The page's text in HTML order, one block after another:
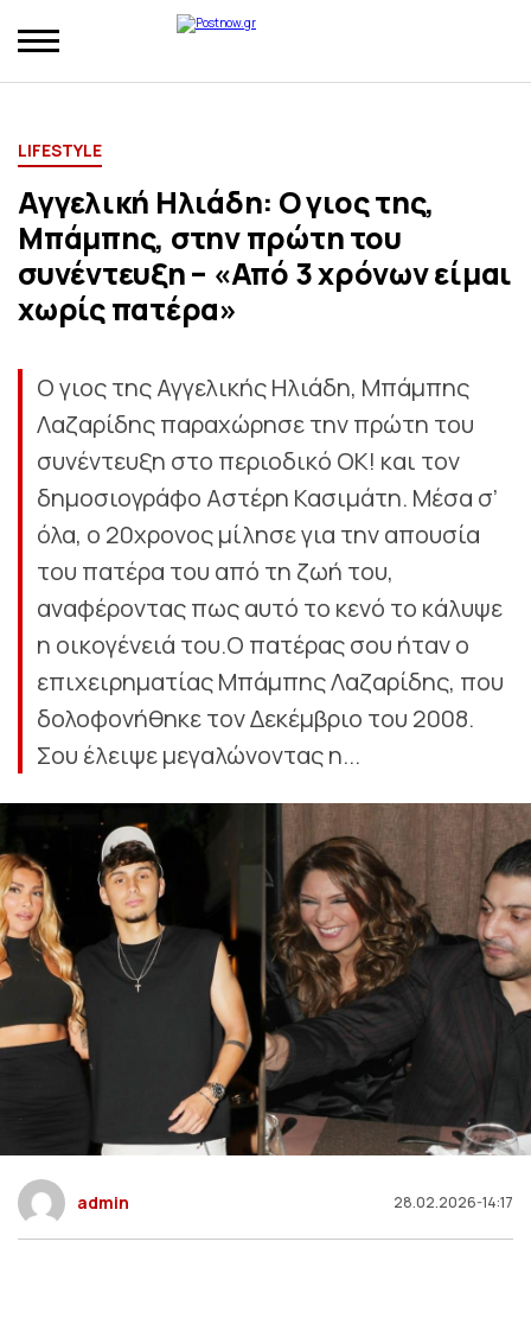
LIFESTYLE
Αγγελική Ηλιάδη: Ο γιος της,
Μπάμπης, στην πρώτη του
συνέντευξη – «Από 3 χρόνων είμαι
χωρίς πατέρα»
Ο γιος της Αγγελικής Ηλιάδη, Μπάμπης
Λαζαρίδης παραχώρησε την πρώτη του
συνέντευξη στο περιοδικό ΟΚ! και τον
δημοσιογράφο Αστέρη Κασιμάτη. Μέσα σ’
όλα, ο 20χρονος μίλησε για την απουσία
του πατέρα του από τη ζωή του,
αναφέροντας πως αυτό το κενό το κάλυψε
η οικογένειά του.Ο πατέρας σου ήταν ο
επιχειρηματίας Μπάμπης Λαζαρίδης, που
δολοφονήθηκε τον Δεκέμβριο του 2008.
Σου έλειψε μεγαλώνοντας η...
admin 28.02.2026-14:17